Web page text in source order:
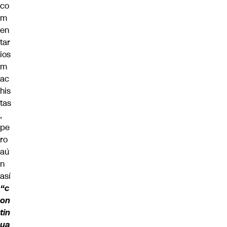
co
m
en
tar
ios
m
ac
his
tas
,
pe
ro
aú
n
así
“c
on
tin
ua